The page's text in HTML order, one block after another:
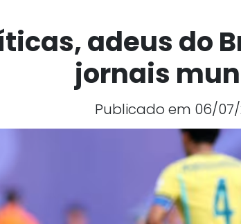
adeus do
jornais
Publicado em 06/07/